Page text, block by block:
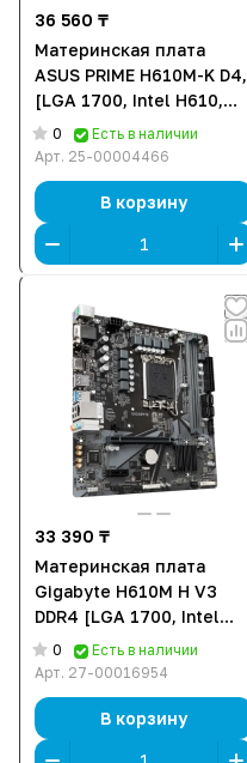
36 560 ₸
Материнская плата
ASUS PRIME H610M-K D4,
[LGA 1700, Intel H610,
2xDDR 4, 1xM.2, 1xPCI-E
x16, Micro-ATX]
0
Есть в наличии
Арт. 25-00004466
В корзину
33 390 ₸
Материнская плата
Gigabyte H610M H V3
DDR4 [LGA 1700, Intel
H610, 2xDDR 4, 1xM.2,
1xPCI-E x16, Micro-ATX]
0
Есть в наличии
Арт. 27-00016954
В корзину